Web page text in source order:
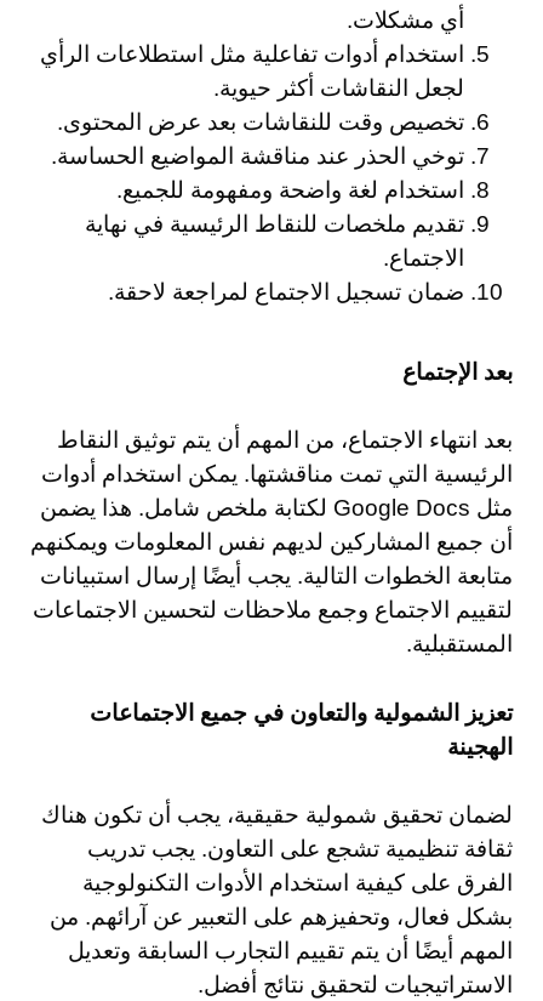
أي مشكلات.
استخدام أدوات تفاعلية مثل استطلاعات الرأي
لجعل النقاشات أكثر حيوية.
تخصيص وقت للنقاشات بعد عرض المحتوى.
توخي الحذر عند مناقشة المواضيع الحساسة.
استخدام لغة واضحة ومفهومة للجميع.
تقديم ملخصات للنقاط الرئيسية في نهاية
الاجتماع.
ضمان تسجيل الاجتماع لمراجعة لاحقة.
بعد الإجتماع
بعد انتهاء الاجتماع، من المهم أن يتم توثيق النقاط
الرئيسية التي تمت مناقشتها. يمكن استخدام أدوات
مثل Google Docs لكتابة ملخص شامل. هذا يضمن
أن جميع المشاركين لديهم نفس المعلومات ويمكنهم
متابعة الخطوات التالية. يجب أيضًا إرسال استبيانات
لتقييم الاجتماع وجمع ملاحظات لتحسين الاجتماعات
المستقبلية.
تعزيز الشمولية والتعاون في جميع الاجتماعات
الهجينة
لضمان تحقيق شمولية حقيقية، يجب أن تكون هناك
ثقافة تنظيمية تشجع على التعاون. يجب تدريب
الفرق على كيفية استخدام الأدوات التكنولوجية
بشكل فعال، وتحفيزهم على التعبير عن آرائهم. من
المهم أيضًا أن يتم تقييم التجارب السابقة وتعديل
الاستراتيجيات لتحقيق نتائج أفضل.